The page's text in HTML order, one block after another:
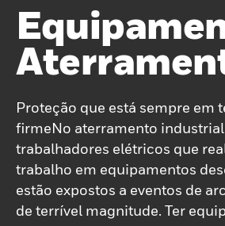
Proteção que está sempre em
firmeNo aterramento
trabalhadores elétricos que
trabalho em equipamentos
estão expostos a eventos de
de terrível magnitude. Ter